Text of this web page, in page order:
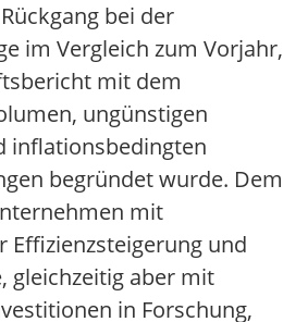
bei der
im Vergleich zum Vorjahr,
mit dem
ungünstigen
inflationsbedingten
begründet wurde. Dem
mit
Effizienzsteigerung und
gleichzeitig aber mit
in Forschung,